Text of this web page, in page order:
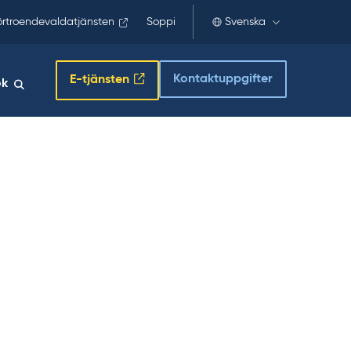
Soppi Svenska
E-tjänsten Kontaktuppgifter